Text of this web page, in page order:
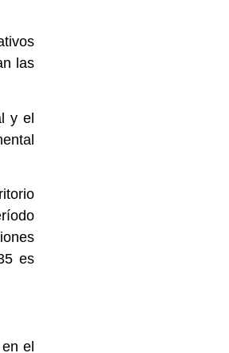
las
y el
es
el